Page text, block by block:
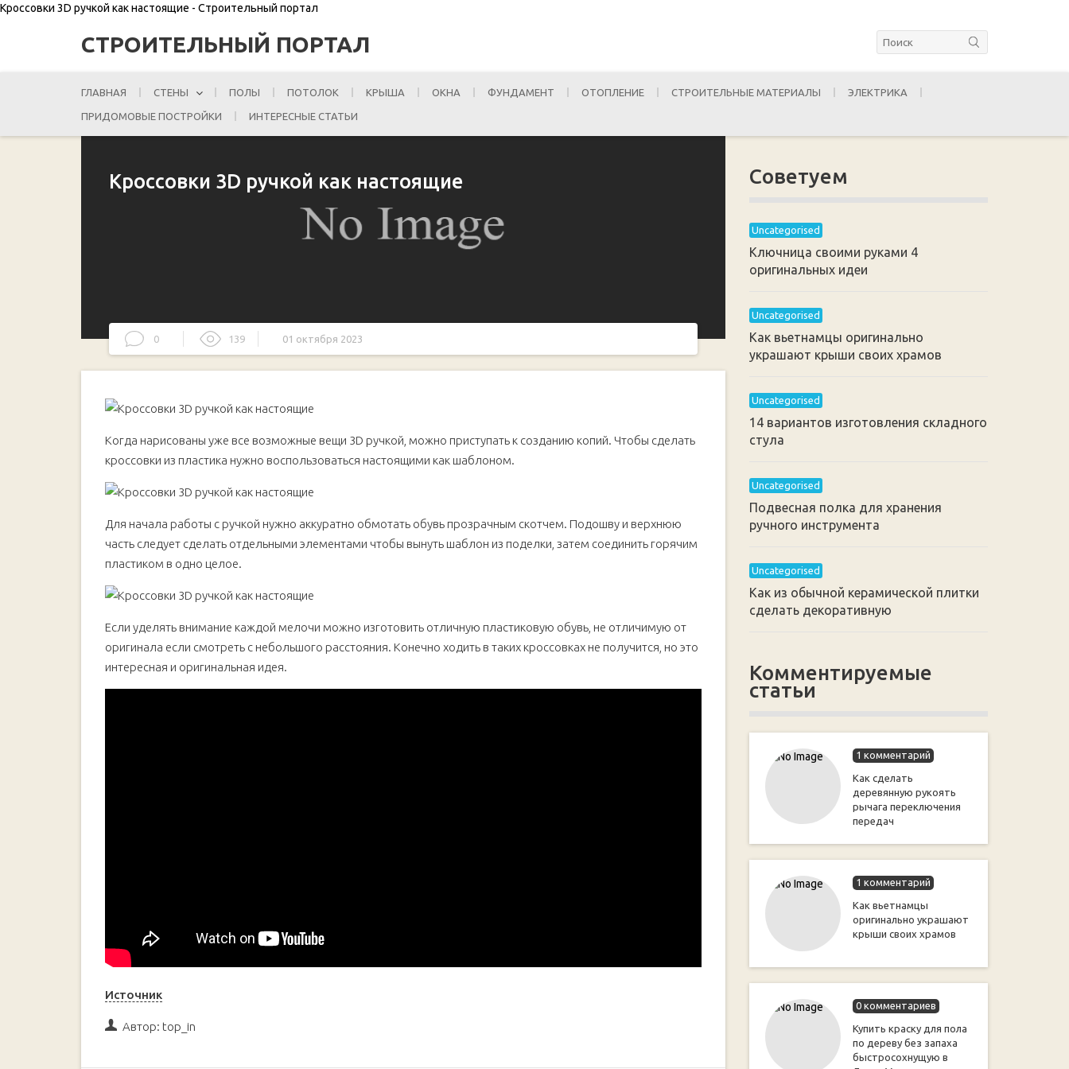
Кроссовки 3D ручкой как настоящие - Строительный портал
СТРОИТЕЛЬНЫЙ ПОРТАЛ
ГЛАВНАЯ СТЕНЫ ПОЛЫ ПОТОЛОК КРЫША ОКНА ФУНДАМЕНТ ОТОПЛЕНИЕ СТРОИТЕЛЬНЫЕ МАТЕРИАЛЫ ЭЛЕКТРИКА
ПРИДОМОВЫЕ ПОСТРОЙКИ ИНТЕРЕСНЫЕ СТАТЬИ
Кроссовки 3D ручкой как настоящие
0 139 01 октября 2023
Когда нарисованы уже все возможные вещи 3D ручкой, можно приступать к созданию копий. Чтобы сделать
кроссовки из пластика нужно воспользоваться настоящими как шаблоном.
Для начала работы с ручкой нужно аккуратно обмотать обувь прозрачным скотчем. Подошву и верхнюю
часть следует сделать отдельными элементами чтобы вынуть шаблон из поделки, затем соединить горячим
пластиком в одно целое.
Если уделять внимание каждой мелочи можно изготовить отличную пластиковую обувь, не отличимую от
оригинала если смотреть с небольшого расстояния. Конечно ходить в таких кроссовках не получится, но это
интересная и оригинальная идея.
Источник
Автор: top_in
Советуем
Uncategorised
Ключница своими руками 4
оригинальных идеи
Uncategorised
Как вьетнамцы оригинально
украшают крыши своих храмов
Uncategorised
14 вариантов изготовления складного
стула
Uncategorised
Подвесная полка для хранения
ручного инструмента
Uncategorised
Как из обычной керамической плитки
сделать декоративную
Комментируемые
статьи
1 комментарий
Как сделать
деревянную рукоять
рычага переключения
передач
1 комментарий
Как вьетнамцы
оригинально украшают
крыши своих храмов
0 комментариев
Купить краску для пола
по дереву без запаха
быстросохнущую в